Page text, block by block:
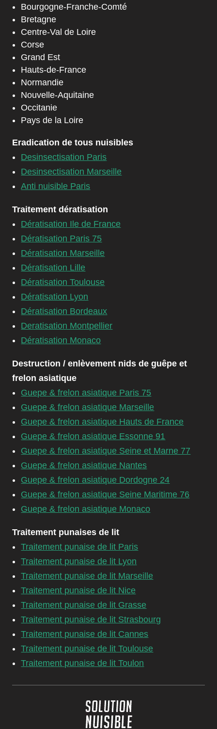
Bourgogne-Franche-Comté
Bretagne
Centre-Val de Loire
Corse
Grand Est
Hauts-de-France
Normandie
Nouvelle-Aquitaine
Occitanie
Pays de la Loire
Eradication de tous nuisibles
Desinsectisation Paris
Desinsectisation Marseille
Anti nuisible Paris
Traitement dératisation
Dératisation Ile de France
Dératisation Paris 75
Dératisation Marseille
Dératisation Lille
Dératisation Toulouse
Dératisation Lyon
Dératisation Bordeaux
Deratisation Montpellier
Dératisation Monaco
Destruction / enlèvement nids de guêpe et
frelon asiatique
Guepe & frelon asiatique Paris 75
Guepe & frelon asiatique Marseille
Guepe & frelon asiatique Hauts de France
Guepe & frelon asiatique Essonne 91
Guepe & frelon asiatique Seine et Marne 77
Guepe & frelon asiatique Nantes
Guepe & frelon asiatique Dordogne 24
Guepe & frelon asiatique Seine Maritime 76
Guepe & frelon asiatique Monaco
Traitement punaises de lit
Traitement punaise de lit Paris
Traitement punaise de lit Lyon
Traitement punaise de lit Marseille
Traitement punaise de lit Nice
Traitement punaise de lit Grasse
Traitement punaise de lit Strasbourg
Traitement punaise de lit Cannes
Traitement punaise de lit Toulouse
Traitement punaise de lit Toulon